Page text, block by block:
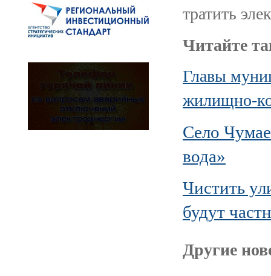
тратить
Читайте
Главы
жилищно-
Село
вода»
Чистить
будут
Другие